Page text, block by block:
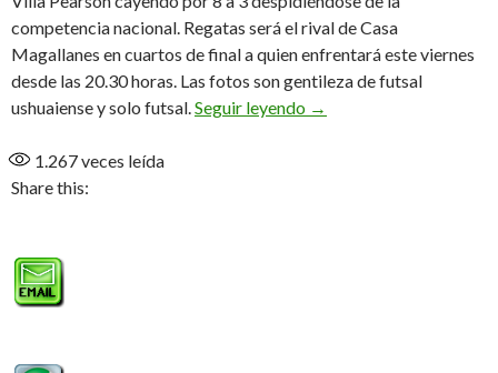
competencia nacional. Regatas será el rival de Casa
Magallanes en cuartos de final a quien enfrentará este viernes
desde las 20.30 horas. Las fotos son gentileza de futsal
ushuaiense y solo futsal.Seguir leyendo Casa Magallanes entre
→
1.267veces leída
Share this: